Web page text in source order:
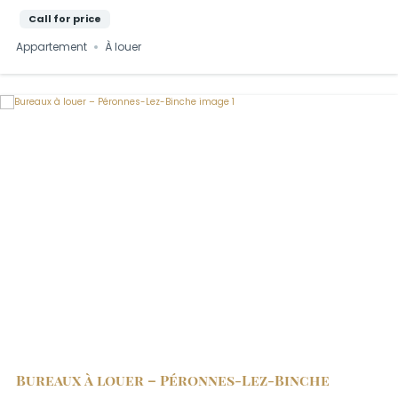
Call for price
Appartement À louer
Bureaux à louer – Péronnes-Lez-Binche